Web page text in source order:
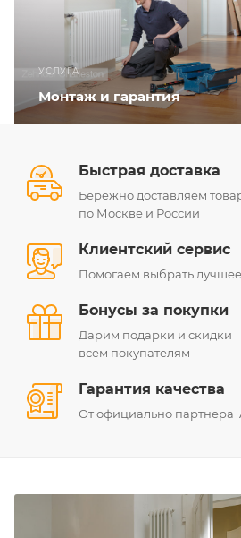
УСЛУГА
Монтаж и гарантия
Быстрая доставка
Бережно доставляем
по Москве и России
Клиентский сервис
Помогаем выбрать
Бонусы за покупки
Дарим подарки и скидки
всем покупателям
Гарантия качества
От официально партнера